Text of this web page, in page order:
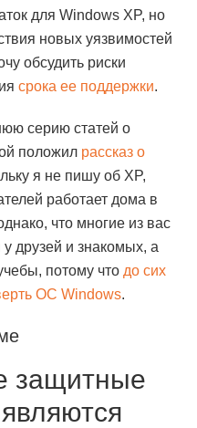
для Windows XP, но
новых уязвимостей
обсудить риски
срока ее поддержки.
серию статей о
положил рассказ о
я не пишу об XP,
работает дома в
что многие из вас
друзей и знакомых, а
потому что до сих
ОС Windows.
защитные